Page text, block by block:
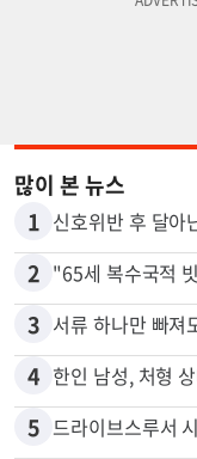
많이 본 뉴스
1
2
3
4
5 드라이브스루서